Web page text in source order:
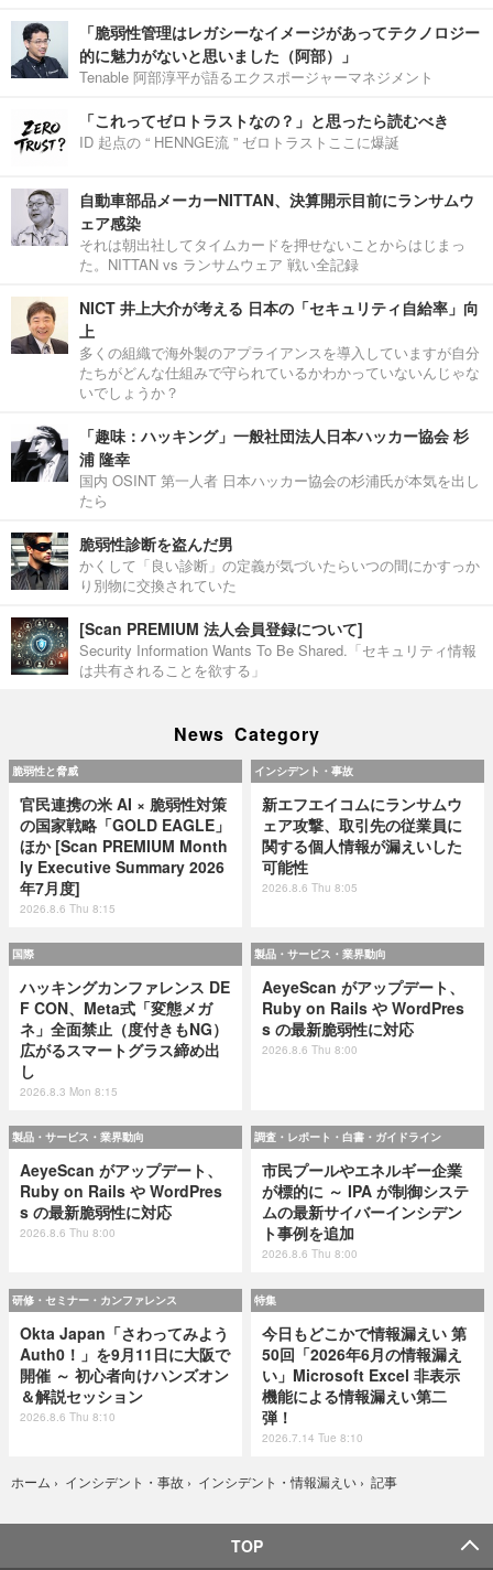
「脆弱性管理はレガシーなイメージがあってテクノロジー
的に魅力がないと思いました（阿部）」
Tenable 阿部淳平が語るエクスポージャーマネジメント
「これってゼロトラストなの？」と思ったら読むべき
ID 起点の “ HENNGE流 ” ゼロトラストここに爆誕
自動車部品メーカーNITTAN、決算開示目前にランサムウ
ェア感染
それは朝出社してタイムカードを押せないことからはじまっ
た。NITTAN vs ランサムウェア 戦い全記録
NICT 井上大介が考える 日本の「セキュリティ自給率」向
上
多くの組織で海外製のアプライアンスを導入していますが自分
たちがどんな仕組みで守られているかわかっていないんじゃな
いでしょうか？
「趣味：ハッキング」一般社団法人日本ハッカー協会 杉
浦 隆幸
国内 OSINT 第一人者 日本ハッカー協会の杉浦氏が本気を出し
たら
脆弱性診断を盗んだ男
かくして「良い診断」の定義が気づいたらいつの間にかすっか
り別物に交換されていた
[Scan PREMIUM 法人会員登録について]
Security Information Wants To Be Shared.「セキュリティ情報
は共有されることを欲する」
News Category
脆弱性と脅威
官民連携の米 AI × 脆弱性対策
の国家戦略「GOLD EAGLE」
ほか [Scan PREMIUM Month
ly Executive Summary 2026
年7月度]
2026.8.6 Thu 8:15
インシデント・事故
新エフエイコムにランサムウ
ェア攻撃、取引先の従業員に
関する個人情報が漏えいした
可能性
2026.8.6 Thu 8:05
国際
ハッキングカンファレンス DE
F CON、Meta式「変態メガ
ネ」全面禁止（度付きもNG）
広がるスマートグラス締め出
し
2026.8.3 Mon 8:15
製品・サービス・業界動向
AeyeScan がアップデート、
Ruby on Rails や WordPres
s の最新脆弱性に対応
2026.8.6 Thu 8:00
製品・サービス・業界動向
AeyeScan がアップデート、
Ruby on Rails や WordPres
s の最新脆弱性に対応
2026.8.6 Thu 8:00
調査・レポート・白書・ガイドライン
市民プールやエネルギー企業
が標的に ～ IPA が制御システ
ムの最新サイバーインシデン
ト事例を追加
2026.8.6 Thu 8:00
研修・セミナー・カンファレンス
Okta Japan「さわってみよう
Auth0！」を9月11日に大阪で
開催 ～ 初心者向けハンズオン
＆解説セッション
2026.8.6 Thu 8:10
特集
今日もどこかで情報漏えい 第
50回「2026年6月の情報漏え
い」Microsoft Excel 非表示
機能による情報漏えい第二
弾！
2026.7.14 Tue 8:10
ホーム › インシデント・事故 › インシデント・情報漏えい › 記事
TOP